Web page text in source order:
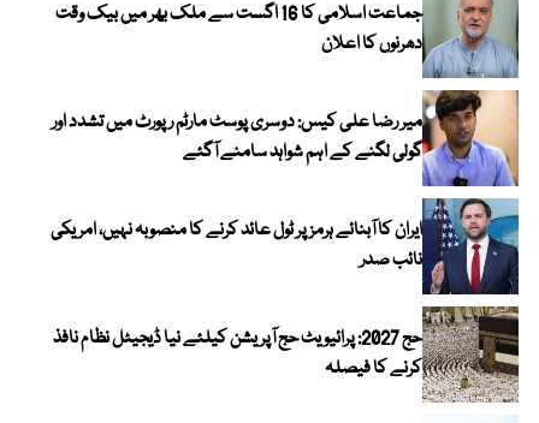
جماعت اسلامی کا 16 اگست سے ملک بھر میں بیک وقت
دھرنوں کا اعلان
میر رضا علی کیس: دوسری پوسٹ مارٹم رپورٹ میں تشدد اور
گولی لگنے کے اہم شواہد سامنے آگئے
ایران کا آبنائے ہرمز پر ٹول عائد کرنے کا منصوبہ نہیں، امریکی
نائب صدر
حج 2027: پرائیویٹ حج آپریشن کیلئے نیا ڈیجیٹل نظام نافذ
کرنے کا فیصلہ